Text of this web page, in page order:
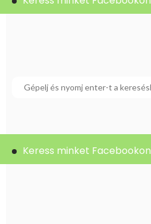
Keress minket Facebookon